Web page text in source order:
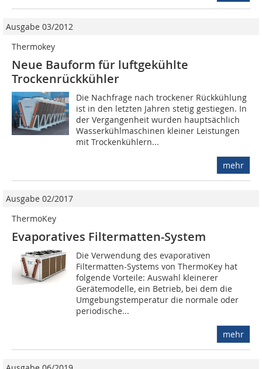
Ausgabe 03/2012
Thermokey
Neue Bauform für luftgekühlte
Trockenrückkühler
Die Nachfrage nach trockener Rückkühlung
ist in den letzten Jahren stetig gestiegen. In
der Vergangenheit wurden hauptsächlich
Wasserkühlmaschinen kleiner Leistungen
mit Trockenkühlern...
mehr
Ausgabe 02/2017
ThermoKey
Evaporatives Filtermatten-System
Die Verwendung des evaporativen
Filtermatten-Systems von ThermoKey hat
folgende Vorteile: Auswahl kleinerer
Gerätemodelle, ein Betrieb, bei dem die
Umgebungstemperatur die normale oder
periodische...
mehr